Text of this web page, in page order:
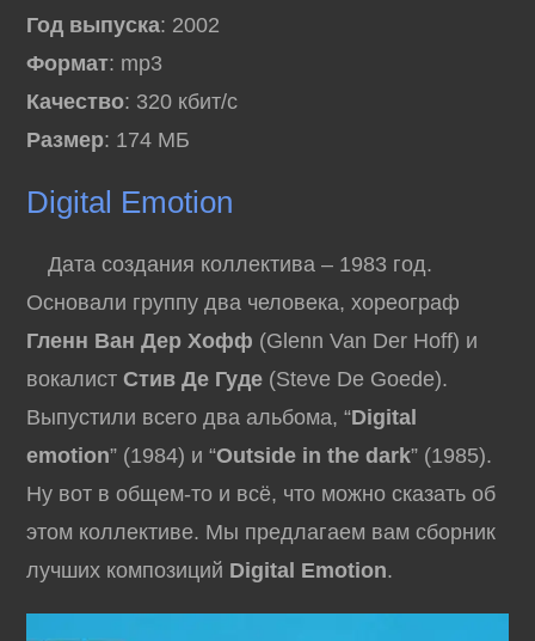
Год выпуска: 2002
Формат: mp3
Качество: 320 кбит/с
Размер: 174 МБ
Digital Emotion
Дата создания коллектива – 1983 год.
Основали группу два человека, хореограф
Гленн Ван Дер Хофф (Glenn Van Der Hoff) и
вокалистСтив Де Гуде (Steve De Goede).
Выпустили всего два альбома, “Digital
emotion” (1984) и “Outside in the dark” (1985).
Ну вот в общем-то и всё, что можно сказать об
этом коллективе. Мы предлагаем вам сборник
лучших композиций Digital Emotion.